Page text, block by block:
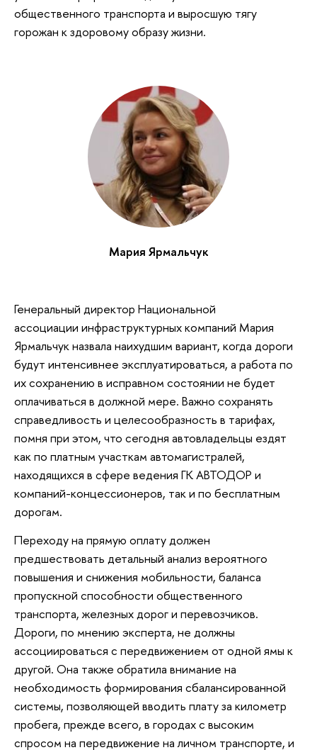
общественного транспорта и выросшую тягу
горожан к здоровому образу жизни.
Мария Ярмальчук
Генеральный директор Национальной
ассоциации инфраструктурных компаний Мария
Ярмальчук назвала наихудшим вариант, когда дороги
будут интенсивнее эксплуатироваться, а работа по
их сохранению в исправном состоянии не будет
оплачиваться в должной мере. Важно сохранять
справедливость и целесообразность в тарифах,
помня при этом, что сегодня автовладельцы ездят
как по платным участкам автомагистралей,
находящихся в сфере ведения ГК АВТОДОР и
компаний-концессионеров, так и по бесплатным
дорогам.
Переходу на прямую оплату должен
предшествовать детальный анализ вероятного
повышения и снижения мобильности, баланса
пропускной способности общественного
транспорта, железных дорог и перевозчиков.
Дороги, по мнению эксперта, не должны
ассоциироваться с передвижением от одной ямы к
другой. Она также обратила внимание на
необходимость формирования сбалансированной
системы, позволяющей вводить плату за километр
пробега, прежде всего, в городах с высоким
спросом на передвижение на личном транспорте, и